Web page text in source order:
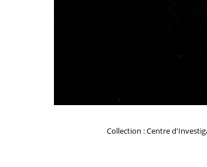
Collection : Centre